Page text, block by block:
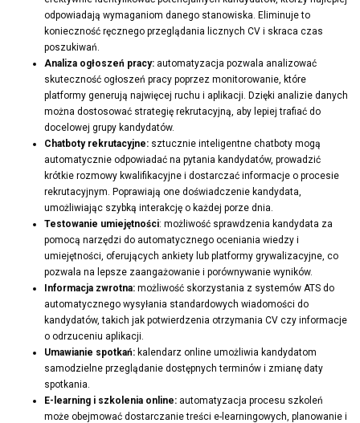
odpowiadają wymaganiom danego stanowiska. Eliminuje to
konieczność ręcznego przeglądania licznych CV i skraca czas
poszukiwań.
Analiza ogłoszeń pracy: automatyzacja pozwala analizować
skuteczność ogłoszeń pracy poprzez monitorowanie, które
platformy generują najwięcej ruchu i aplikacji. Dzięki analizie danych
można dostosować strategię rekrutacyjną, aby lepiej trafiać do
docelowej grupy kandydatów.
Chatboty rekrutacyjne: sztucznie inteligentne chatboty mogą
automatycznie odpowiadać na pytania kandydatów, prowadzić
krótkie rozmowy kwalifikacyjne i dostarczać informacje o procesie
rekrutacyjnym. Poprawiają one doświadczenie kandydata,
umożliwiając szybką interakcję o każdej porze dnia.
Testowanie umiejętności: możliwość sprawdzenia kandydata za
pomocą narzędzi do automatycznego oceniania wiedzy i
umiejętności, oferujących ankiety lub platformy grywalizacyjne, co
pozwala na lepsze zaangażowanie i porównywanie wyników.
Informacja zwrotna: możliwość skorzystania z systemów ATS do
automatycznego wysyłania standardowych wiadomości do
kandydatów, takich jak potwierdzenia otrzymania CV czy informacje
o odrzuceniu aplikacji.
Umawianie spotkań: kalendarz online umożliwia kandydatom
samodzielne przeglądanie dostępnych terminów i zmianę daty
spotkania.
E-learning i szkolenia online: automatyzacja procesu szkoleń
może obejmować dostarczanie treści e-learningowych, planowanie i